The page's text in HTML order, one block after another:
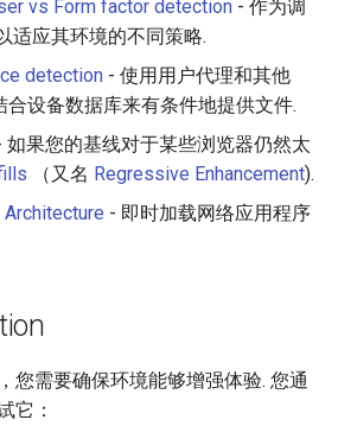
vs Form factor detection - 作为调
适应其环境的不同策略.
detection - 使用用户代理和其他
合设备数据库来有条件地提供文件.
如果您的基线对于某些浏览器仍然太
（又名 Regressive Enhancement).
- 即时加载网络应用程序
您需要确保环境能够增强体验. 您通
它：